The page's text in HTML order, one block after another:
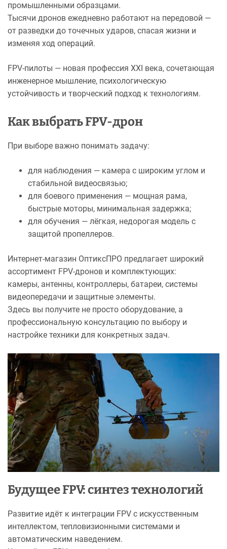
промышленными образцами.
Тысячи дронов ежедневно работают на передовой —
от разведки до точечных ударов, спасая жизни и
изменяя ход операций.
FPV-пилоты — новая профессия XXI века, сочетающая
инженерное мышление, психологическую
устойчивость и творческий подход к технологиям.
Как выбрать FPV-дрон
При выборе важно понимать задачу:
для наблюдения — камера с широким углом и
стабильной видеосвязью;
для боевого применения — мощная рама,
быстрые моторы, минимальная задержка;
для обучения — лёгкая, недорогая модель с
защитой пропеллеров.
Интернет-магазин ОптиксПРО предлагает широкий
ассортимент FPV-дронов и комплектующих:
камеры, антенны, контроллеры, батареи, системы
видеопередачи и защитные элементы.
Здесь вы получите не просто оборудование, а
профессиональную консультацию по выбору и
настройке техники для конкретных задач.
Будущее FPV: синтез технологий
Развитие идёт к интеграции FPV с искусственным
интеллектом, тепловизионными системами и
автоматическим наведением.